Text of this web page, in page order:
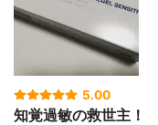
5.00
知覚過敏の救世主！